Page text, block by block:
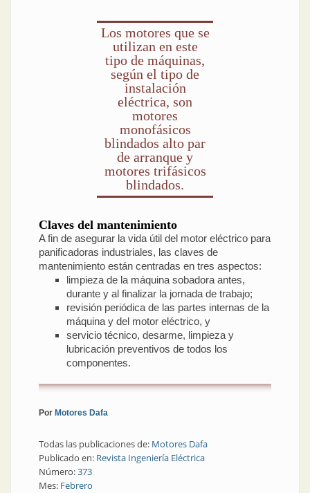
Los motores que se
utilizan en este
tipo de máquinas,
según el tipo de
instalación
eléctrica, son
motores
monofásicos
blindados alto par
de arranque y
motores trifásicos
blindados.
Claves del mantenimiento
A fin de asegurar la vida útil del motor eléctrico para
panificadoras industriales, las claves de
mantenimiento están centradas en tres aspectos:
limpieza de la máquina sobadora antes,
durante y al finalizar la jornada de trabajo;
revisión periódica de las partes internas de la
máquina y del motor eléctrico, y
servicio técnico, desarme, limpieza y
lubricación preventivos de todos los
componentes.
Por Motores Dafa
Todas las publicaciones de: Motores Dafa
Publicado en: Revista Ingeniería Eléctrica
Número:373
Mes: Febrero